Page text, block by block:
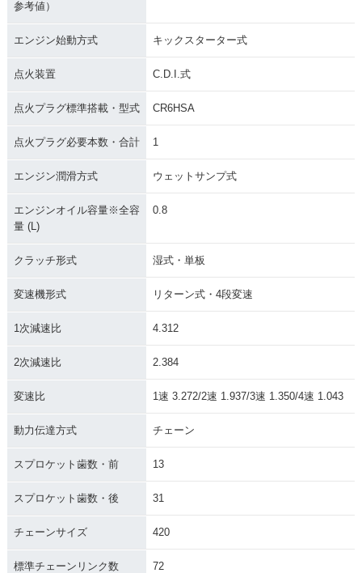
参考値）
エンジン始動方式 キックスターター式
点火装置 C.D.I.式
点火プラグ標準搭載・型式 CR6HSA
点火プラグ必要本数・合計 1
エンジン潤滑方式 ウェットサンプ式
エンジンオイル容量※全容
量 (L)
0.8
クラッチ形式 湿式・単板
変速機形式 リターン式・4段変速
1次減速比 4.312
2次減速比 2.384
変速比 1速 3.272/2速 1.937/3速 1.350/4速 1.043
動力伝達方式 チェーン
スプロケット歯数・前 13
スプロケット歯数・後 31
チェーンサイズ 420
標準チェーンリンク数 72